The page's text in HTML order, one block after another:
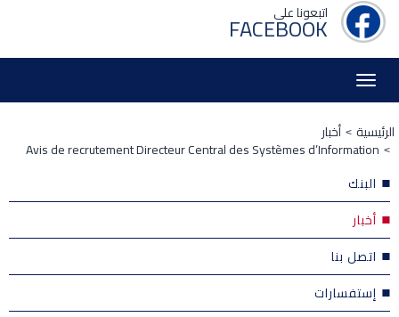
اتبعونا على
FACEBOOK
Toggle
navigation
الرئيسية
أخبار
Avis de recrutement Directeur Central des Systèmes d’Information
البنك
أخبار
اتصل بنا
إستفسارات